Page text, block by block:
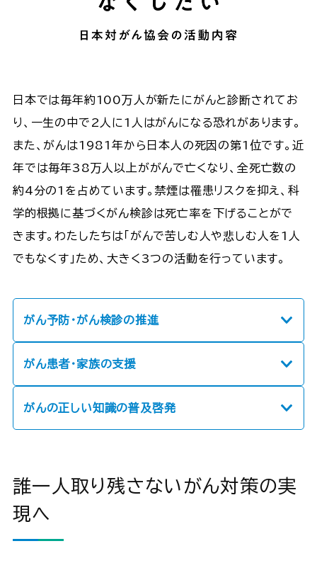
日本では毎年約100万人が新たにがんと診断されてお
り、一生の中で2人に1人はがんになる恐れがあります。
また、がんは1981年から日本人の死因の第1位です。近
年では毎年38万人以上ががんで亡くなり、全死亡数の
約4分の1を占めています。禁煙は罹患リスクを抑え、科
学的根拠に基づくがん検診は死亡率を下げることがで
きます。わたしたちは「がんで苦しむ人や悲しむ人を1人
でもなくす」ため、大きく3つの活動を行っています。
がん予防・がん検診の推進
がん患者・家族の支援
がんの正しい知識の普及啓発
誰一人取り残さないがん対策の実
現へ